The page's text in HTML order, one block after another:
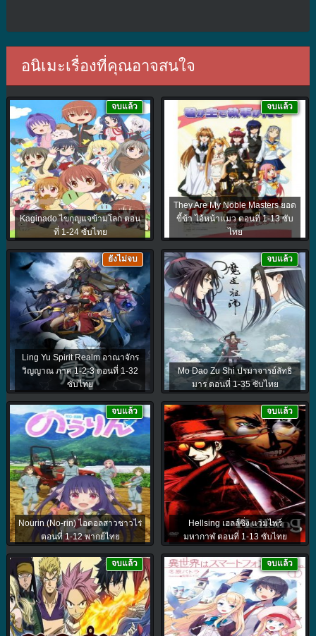
อนิเมะเรื่องที่คุณอาจสนใจ
Kaginado ไขกุญแจข้ามโลก ตอน
ที่ 1-24 ซับไทย
จบแล้ว
They Are My Noble Masters ยอด
ขี้ข้า ไอ้หน้าแมว ตอนที่ 1-13 ซับ
ไทย
จบแล้ว
Ling Yu Spirit Realm อาณาจักร
วิญญาณ ภาค 1-2-3 ตอนที่ 1-32
ซับไทย
ยังไม่จบ
Mo Dao Zu Shi ปรมาจารย์ลัทธิ
มาร ตอนที่ 1-35 ซับไทย
จบแล้ว
Nourin (No-rin) ไอดอลสาวชาวไร่
ตอนที่ 1-12 พากย์ไทย
จบแล้ว
Hellsing เฮลล์ซิ่ง แวมไพร์
มหากาฬ ตอนที่ 1-13 ซับไทย
จบแล้ว
จบแล้ว จบแล้ว